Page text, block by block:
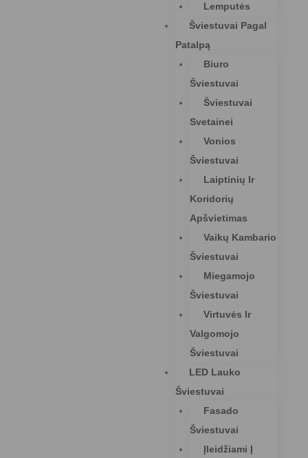
Lemputės
Šviestuvai Pagal
Patalpą
Biuro
Šviestuvai
Šviestuvai
Svetainei
Vonios
Šviestuvai
Laiptinių Ir
Koridorių
Apšvietimas
Vaikų Kambario
Šviestuvai
Miegamojo
Šviestuvai
Virtuvės Ir
Valgomojo
Šviestuvai
LED Lauko
Šviestuvai
Fasado
Šviestuvai
Įleidžiami Į